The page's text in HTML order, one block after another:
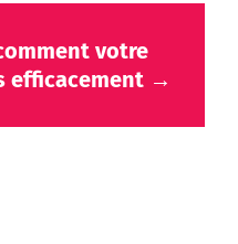
votre
efficacement →